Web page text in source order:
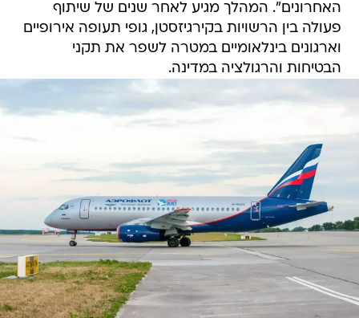
האחרונים". המהלך מגיע לאחר שנים של שיתוף
פעולה בין הרשויות בקירגיזסטן, גופי תעופה אירופיים
וארגונים בינלאומיים במטרה לשפר את תקני
הבטיחות והרגולציה במדינה.